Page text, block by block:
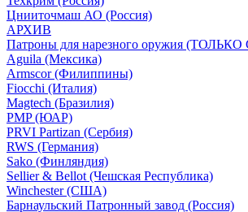
Цнииточмаш АО (Россия)
АРХИВ
Патроны для нарезного оружия
Aguila (Мексика)
Armscor (Филиппины)
Fiocchi (Италия)
Magtech (Бразилия)
PMP (ЮАР)
PRVI Partizan (Сербия)
RWS (Германия)
Sako (Финляндия)
Sellier & Bellot (Чешская Республика)
Winchester (США)
Барнаульский Патронный завод (Россия)